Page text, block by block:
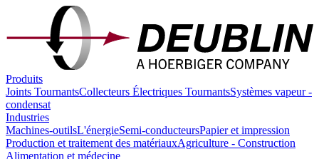
Produits
Joints TournantsCollecteurs Électriques TournantsSystèmes vapeur -
condensat
Industries
Machines-outilsL'énergieSemi-conducteursPapier et impression
Production et traitement des matériauxAgriculture - Construction
Alimentation et médecine